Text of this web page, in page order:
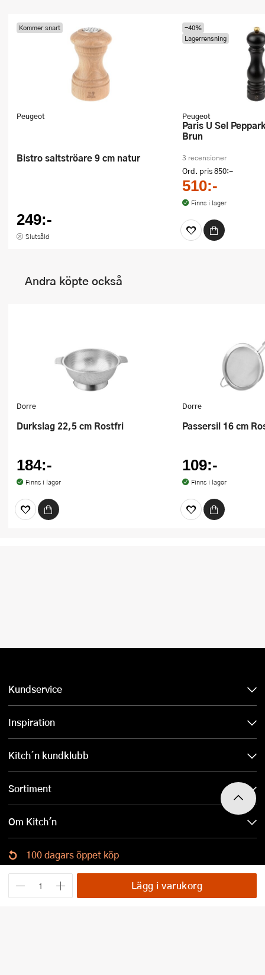
Lägg i varukorg
Peugeot
Bistro saltströare 9 cm natur
249:-
Slutsåld
Kommer snart
Peugeot
Paris U Sel Pepparkvarn 22 cm
Brun
3 recensioner
Ord. pris850:-
510:-
Finns i lager
-40%
Lagerrensning
Andra köpte också
Dorre
Durkslag 22,5 cm Rostfri
184:-
Finns i lager
Dorre
Passersil 16 cm
109:-
Finns i lager
Kundservice
Inspiration
Kitch´n kundklubb
Sortiment
Om Kitch'n
100 dagars öppet köp
Ladda ned Kitch´n-appen